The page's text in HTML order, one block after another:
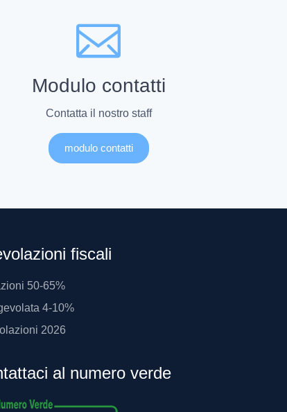
Modulo contatti
Contatta il nostro staff
modulo contatti
fiscali
50-65%
4-10%
2026
al numero verde